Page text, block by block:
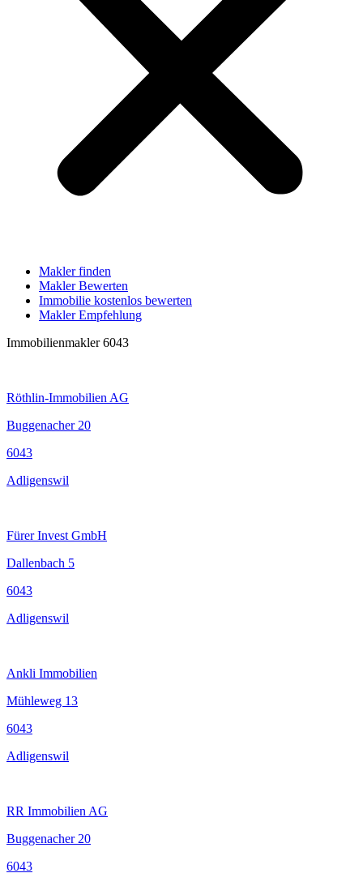
Makler finden
Makler Bewerten
Immobilie kostenlos bewerten
Makler Empfehlung
Immobilienmakler 6043
Röthlin-Immobilien AG
Buggenacher 20
6043
Adligenswil
Fürer Invest GmbH
Dallenbach 5
6043
Adligenswil
Ankli Immobilien
Mühleweg 13
6043
Adligenswil
RR Immobilien AG
Buggenacher 20
6043